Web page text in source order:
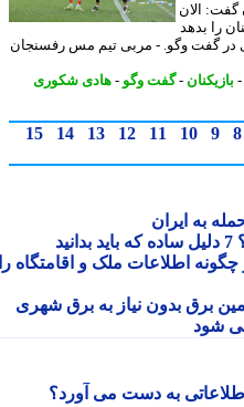
الان
بدهد
گفت وگو. - مربی تیم مس رفسنجان
-گفت وگو-هادی شکوری
9
10
11
12
13
14
15
ایران
اطلاعات ملک و اقامتگاه را
برق بدون نیاز به برق شهری
به دست می آورد؟